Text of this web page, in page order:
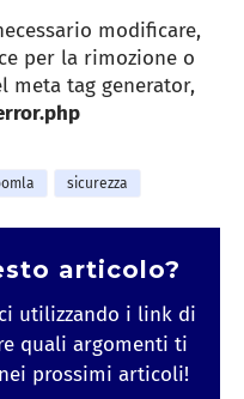
modificare,
per la rimozione o
meta tag generator,
sicurezza
articolo?
utilizzando i link di
quali argomenti ti
prossimi articoli!